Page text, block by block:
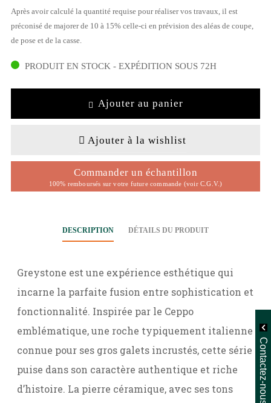
Après avoir calculé la quantité requise pour réaliser vos travaux, il est
préconisé de majorer de 10 à 15% celle-ci en prévision des aléas de coupe,
de pose et de la casse.
PRODUIT EN STOCK - EXPÉDITION SOUS 72H
Ajouter au panier
Ajouter à la wishlist
Commander un échantillon
100% remboursés sur votre future commande (voir C.G.V.)
DESCRIPTION DÉTAILS DU PRODUIT
Greystone est une expérience esthétique qui
incarne la parfaite fusion entre sophistication et
fonctionnalité. Inspirée par le Ceppo
emblématique, une roche typiquement italienne
connue pour ses gros galets incrustés, cette série
puise dans son caractère authentique et riche
d’histoire. La pierre céramique, avec ses tons
Contactez-nous